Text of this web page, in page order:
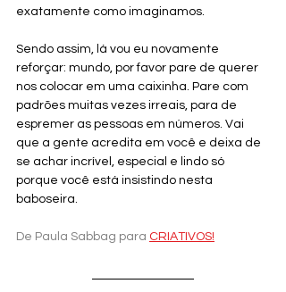
exatamente como imaginamos.
Sendo assim, lá vou eu novamente
reforçar: mundo, por favor pare de querer
nos colocar em uma caixinha. Pare com
padrões muitas vezes irreais, para de
espremer as pessoas em números. Vai
que a gente acredita em você e deixa de
se achar incrível, especial e lindo só
porque você está insistindo nesta
baboseira.
De Paula Sabbag para CRIATIVOS!